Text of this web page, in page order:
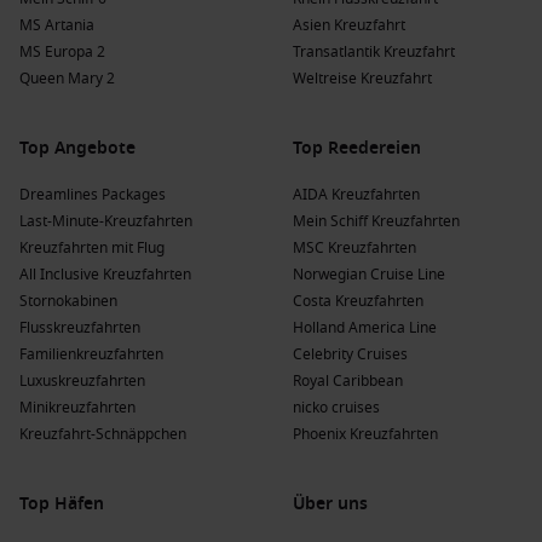
fährt. Abfahrten finden normalerweise von Hamburg,
Deutschland statt.
Ponant: Mit einer Flotte von 13 Schiffen bietet Ponant 1
Mindelo.
nach Sao Filipe fahren, darunterSirenaundMarina
hauptsächlich abMiami, Florida, USA.
Regent Seven Seas Cruises
: Mit 6 Schiffen und 2, die nach
Sao Filipe fahren, sind
Seven Seas Grandeurund
Seas Splendor
die Favoriten, ab Miami,Florida , USA oder
Galveston.
Vorteile eines Besuchs von Sao Filipe, Fogo
Island, Kap Verde zu verschiedenen
Frühling
: Temperaturen von 22 °C bis 27
MS Artania
MS Europa 2
Queen Mary 2
Asien Kreuzfahrt
Transatlantik Kreuzfahrt
Weltreise Kreuzfahrt
Top Angebote
Dreamlines Packages
Last-Minute-Kreuzfahrten
Kreuzfahrten mit Flug
All Inclusive Kreuzfahrten
Stornokabinen
Flusskreuzfahrten
Familienkreuzfahrten
Luxuskreuzfahrten
Minikreuzfahrten
Kreuzfahrt-Schnäppchen
Top Reedereien
AIDA Kreuzfahrten
Mein Schiff Kreuzfahrten
MSC Kreuzfahrten
Norwegian Cruise Line
Costa Kreuzfahrten
Holland America Line
Celebrity Cruises
Royal Caribbean
nicko cruises
Phoenix Kreuzfahrten
Top Häfen
Über uns